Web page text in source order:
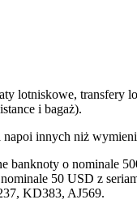
lotniskowe,
i bagaż).
innych niż
o nominale
50 USD z
KD383, AJ569.